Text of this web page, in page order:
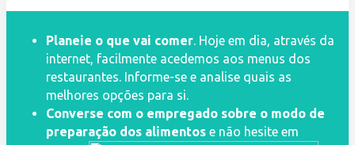
Planeie o que vai comer. Hoje em dia, através da
internet, facilmente acedemos aos menus dos
restaurantes. Informe-se e analise quais as
melhores opções para si.
Converse com o empregado sobre o modo de
preparação dos alimentos e não hesite em